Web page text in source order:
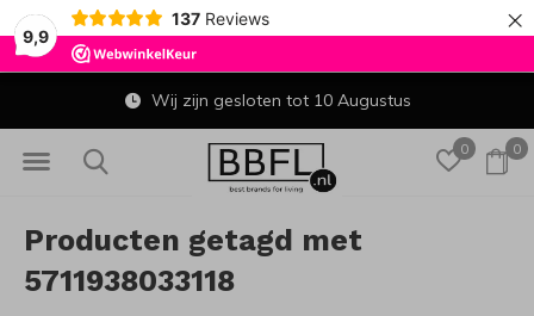
9,9
137 Reviews ×
0 0
Wij zijn gesloten tot 10 Augustus
Producten getagd met
5711938033118